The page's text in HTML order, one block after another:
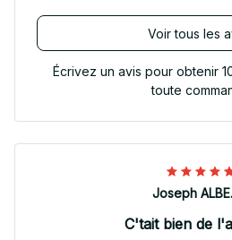
Voir tous les
Écrivez un avis pour obtenir
toute
C'tait bien de